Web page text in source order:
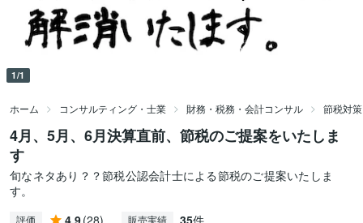
1/1
ホーム コンサルティング・士業 財務・税務・会計コンサル 節税対
4月、5月、6月決算直前、節税のご提案をいたしま
す
旬なネタあり？？節税公認会計士による節税のご提案いたしま
す。
評価 販売実績